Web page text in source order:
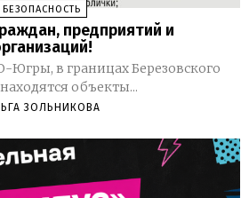
БЕЗОПАСНОСТЬ
предприятий и
в границах Березовского
объекты...
ЗОЛЬНИКОВА